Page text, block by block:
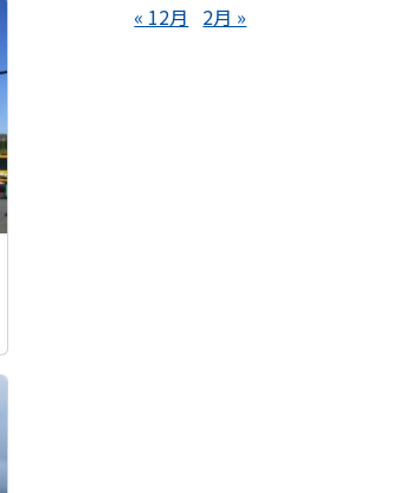
« 12月
2月 »